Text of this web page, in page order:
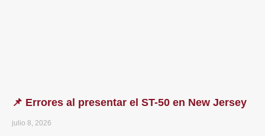
📌 Errores al presentar el ST-50 en New Jersey
julio 8, 2026